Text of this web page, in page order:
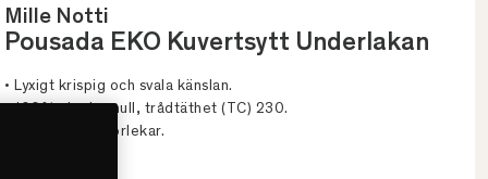
Mille Notti
Pousada EKO Kuvertsytt Underlakan
• Lyxigt krispig och svala känslan.
• 100% eko bomull, trådtäthet (TC) 230.
• Finns i flera storlekar.